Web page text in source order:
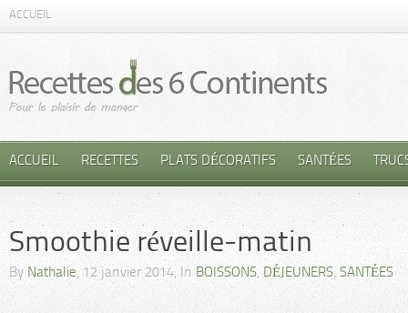
ACCUEIL
ACCUEIL RECETTES PLATS DÉCORATIFS SANTÉES
Smoothie réveille-matin
By Nathalie, 12 janvier 2014, In BOISSONS, DÉJEUNERS, SANTÉES